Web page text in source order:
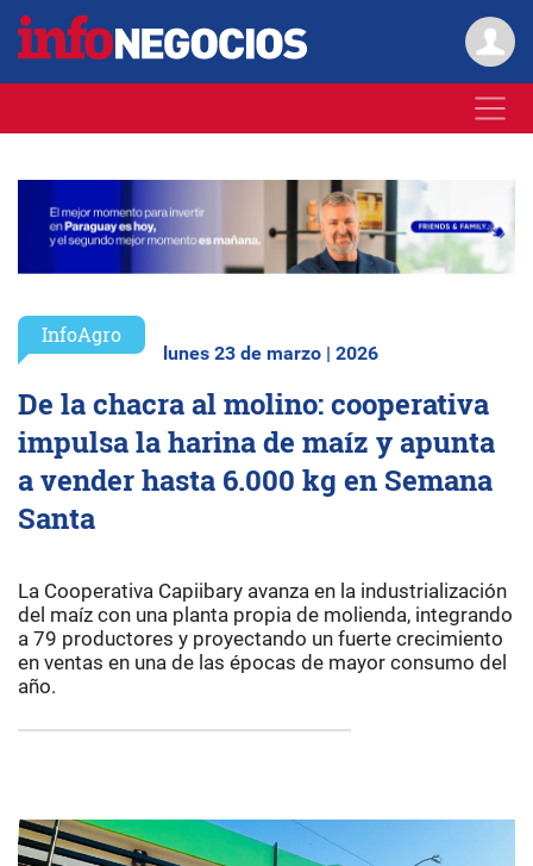
InfoAgro
lunes 23 de marzo | 2026
De la chacra al molino: cooperativa
impulsa la harina de maíz y apunta
a vender hasta 6.000 kg en Semana
Santa
La Cooperativa Capiibary avanza en la industrialización
del maíz con una planta propia de molienda, integrando
a 79 productores y proyectando un fuerte crecimiento
en ventas en una de las épocas de mayor consumo del
año.